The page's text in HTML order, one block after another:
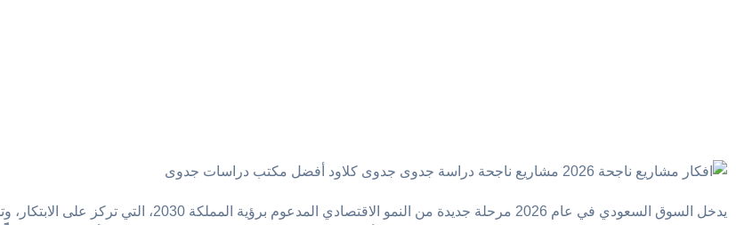
يدخل السوق السعودي في عام 2026 مرحلة جديدة من النمو